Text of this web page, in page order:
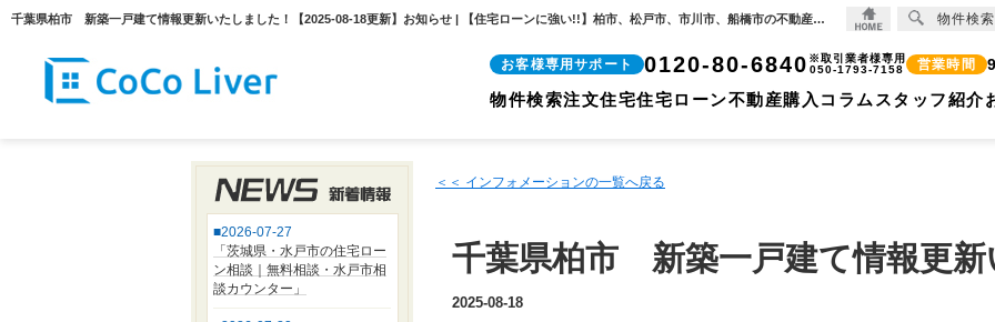
千葉県柏市 新築一戸建て情報更新いたしました！【2025-08-18更新】お知らせ | 【住宅ローンに強い!!】柏市、松戸市、市川市、船橋市の不動産のことなら株式会社ココリバーの不動産のことなら株式会社ココリバー
お客様専用サポート 0120-80-6840 ※取引業者様専用
050-1793-7158
営業時間
物件検索注文住宅住宅ローン不動産購入コラム スタッフ紹介
＜＜ インフォメーションの一覧へ戻る
千葉県柏市 新築一戸建て情報更
2025-08-18
物件検索